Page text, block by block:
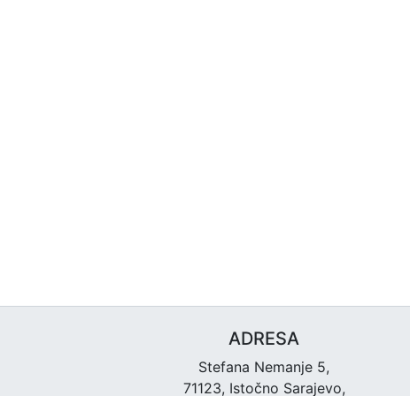
ADRESA
Stefana Nemanje 5,
71123, Istočno Sarajevo,